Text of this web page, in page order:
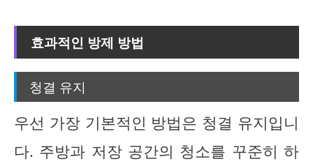
효과적인 방제 방법
청결 유지
우선 가장 기본적인 방법은 청결 유지입니
다. 주방과 저장 공간의 청소를 꾸준히 하